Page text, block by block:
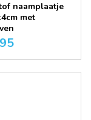
naamplaatje
met